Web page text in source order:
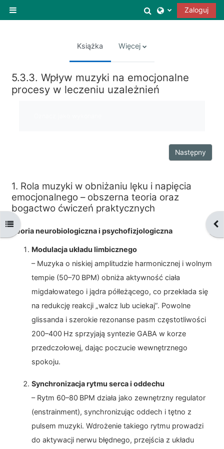
Panel boczny
Przełącznik
Zaloguj
Otwórz indeks kursu
Książka Więcej
5.3.3. Wpływ muzyki na emocjonalne
procesy w leczeniu uzależnień
Następny
1. Rola muzyki w obniżaniu lęku i napięcia
emocjonalnego – obszerna teoria oraz
bogactwo ćwiczeń praktycznych
Teoria neurobiologiczna i psychofizjologiczna
Modulacja układu limbicznego
– Muzyka o niskiej amplitudzie harmonicznej i wolnym
tempie (50–70 BPM) obniża aktywność ciała
migdałowatego i jądra półleżącego, co przekłada się
na redukcję reakcji „walcz lub uciekaj”. Powolne
glissanda i szerokie rezonanse pasm częstotliwości
200–400 Hz sprzyjają syntezie GABA w korze
przedczołowej, dając poczucie wewnętrznego
spokoju.
Synchronizacja rytmu serca i oddechu
– Rytm 60–80 BPM działa jako zewnętrzny regulator
(enstrainment), synchronizując oddech i tętno z
pulsem muzyki. Wdrożenie takiego rytmu prowadzi
do aktywacji nerwu błędnego, przejścia z układu